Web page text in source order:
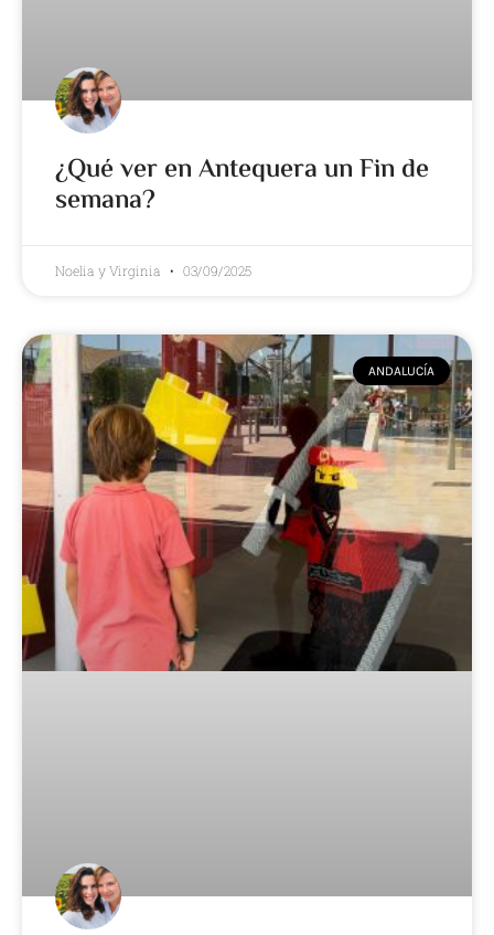
¿Qué ver en Antequera un Fin de
semana?
Noelia y Virginia 03/09/2025
ANDALUCÍA